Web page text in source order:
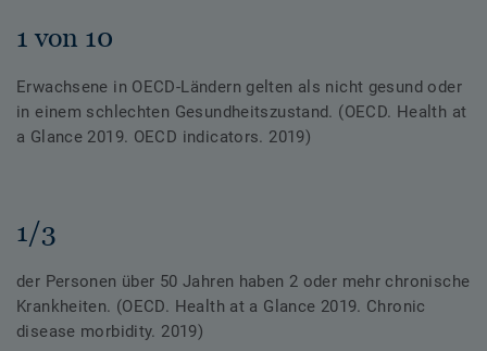
1 von 10
Erwachsene in OECD-Ländern gelten als nicht gesund oder
in einem schlechten Gesundheitszustand. (OECD. Health at
a Glance 2019. OECD indicators. 2019)
1/3
der Personen über 50 Jahren haben 2 oder mehr chronische
Krankheiten. (OECD. Health at a Glance 2019. Chronic
disease morbidity. 2019)